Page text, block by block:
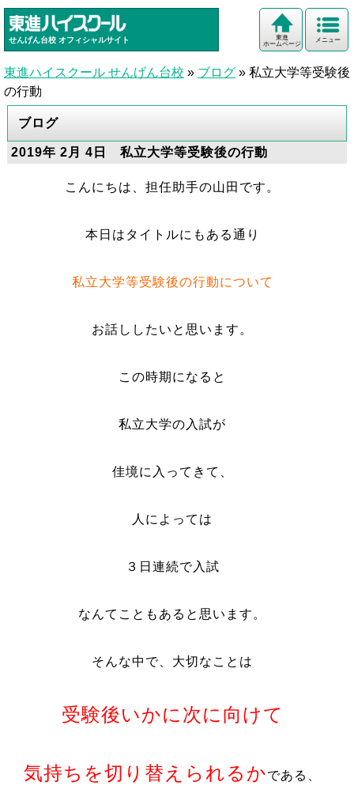
せんげん台校 オフィシャルサイト メニュー
東進
ホームページ
東進ハイスクール せんげん台校 » ブログ » 私立大学等受験後
の行動
ブログ
2019年 2月 4日 私立大学等受験後の行動
こんにちは、担任助手の山田です。
本日はタイトルにもある通り
私立大学等受験後の行動について
お話ししたいと思います。
この時期になると
私立大学の入試が
佳境に入ってきて、
人によっては
３日連続で入試
なんてこともあると思います。
そんな中で、大切なことは
受験後いかに次に向けて
気持ちを切り替えられるかである、